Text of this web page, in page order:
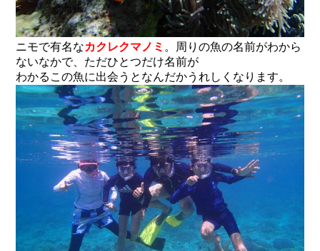
ニモで有名なカクレクマノミ 。 周りの魚の名前がわから
ないなかで、ただひとつだけ名前が
わかるこの魚に出会うとなんだかうれしくなります。